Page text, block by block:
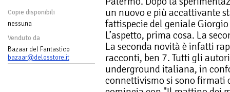
Copie disponibili
nessuna
Venduto da
Bazaar del Fantastico
bazaar@delosstore.it
un nuovo e più accattivante
fattispecie del geniale
L’aspetto, prima cosa. La
La seconda novità è infatti
racconti, ben 7. Tutti gli
underground italiana, in
connettivismo si sono firmati